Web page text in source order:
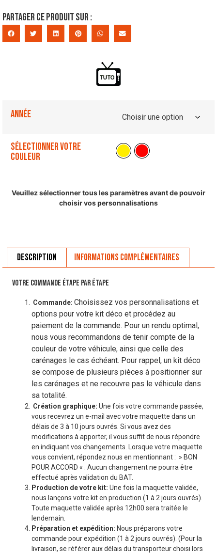
Partager ce produit sur :
Année
Sélectionner votre
couleur
Veuillez sélectionner tous les paramètres avant de pouvoir
choisir vos personnalisations
Description Informations complémentaires
VOTRE COMMANDE ÉTAPE PAR ÉTAPE
Commande: Choisissez vos personnalisations et
options pour votre kit déco et procédez au
paiement de la commande. Pour un rendu optimal,
nous vous recommandons de tenir compte de la
couleur de votre véhicule, ainsi que celle des
carénages le cas échéant. Pour rappel, un kit déco
se compose de plusieurs pièces à positionner sur
les carénages et ne recouvre pas le véhicule dans
sa totalité.
Création graphique: Une fois votre commande passée,
vous recevrez un e-mail avec votre maquette dans un
délais de 3 à 10 jours ouvrés. Si vous avez des
modifications à apporter, il vous suffit de nous répondre
en indiquant vos changements. Lorsque votre maquette
vous convient, répondez nous en mentionnant : » BON
POUR ACCORD « . Aucun changement ne pourra être
effectué après validation du BAT.
Production de votre kit: Une fois la maquette validée,
nous lançons votre kit en production (1 à 2 jours ouvrés).
Toute maquette validée après 12h00 sera traitée le
lendemain.
Préparation et expédition: Nous préparons votre
commande pour expédition (1 à 2 jours ouvrés). (Pour la
livraison, se référer aux délais du transporteur choisi lors